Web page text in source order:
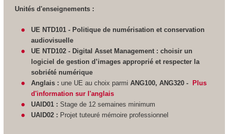
Unités d'enseignements :
UE NTD101 - Politique de numérisation et conservation
audiovisuelle
UE NTD102 - Digital Asset Management : choisir un
logiciel de gestion d’images approprié et respecter la
sobriété numérique
Anglais : une UE au choix parmiANG100, ANG320 -
Plus
d'information sur l'anglais
UAID01 :Stage de 12 semaines minimum
UAID02 : Projet tuteuré mémoire professionnel